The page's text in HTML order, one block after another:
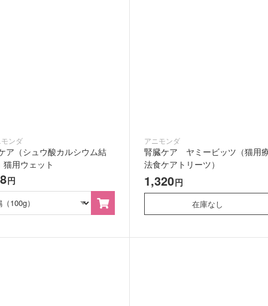
ンダ
ア（シュウ酸カルシウム結
猫用ウェット
円
アニモンダ
腎臓ケア ヤミービッツ（猫用
法食ケアトリーツ）
1,320円
在庫なし